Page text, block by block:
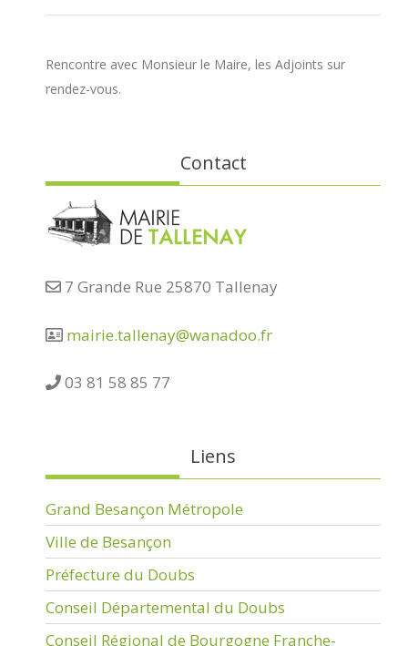
Rencontre avec Monsieur le Maire, les Adjoints sur
rendez-vous.
Contact
7 Grande Rue 25870 Tallenay
mairie.tallenay@wanadoo.fr
03 81 58 85 77
Liens
Grand Besançon Métropole
Ville de Besançon
Préfecture du Doubs
Conseil Départemental du Doubs
Conseil Régional de Bourgogne Franche-